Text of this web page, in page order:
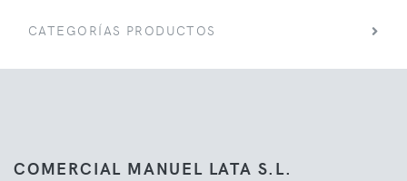
CATEGORÍAS PRODUCTOS
COMERCIAL MANUEL LATA S.L.